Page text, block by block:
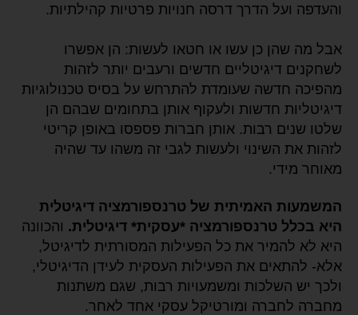
והעדפה ועל הדרך דרסה חנויות פרטיות קהילתיות.
אבל מה שהן כן עשו או חטאו לעשות: הן אפשרו
לשחקנים דיגיטליים חדשים ורעבים יותר לזהות
מהפיכה חדשה שעומדת להתרחש על בסיס טכנולוגיות
דיגיטליות חדשות ולעקוף אותן בתחומים שבהם הן
שלטו שנים רבות. אותן חברות פספסו באופן קריטי
לזהות את השינוי ולעשות לגבי זה משהו עד שהיה
מאוחר מידי.
המשמעות האמיתית של טרנספורמציה דיגיטלית
היא בכלל טרנספורמציה *עסקית* דיגיטלית. והכוונה
היא לא להמיר את כל הפעילות המסורתית לדיגיטל,
אלא- להתאים את הפעילות העסקית לעידן הדיגיטלי,
ולכך יש השלכות ומשמעויות רבות, שגם משתנות
מחברה לחברה ומורטיקל עסקי אחד לאחר.